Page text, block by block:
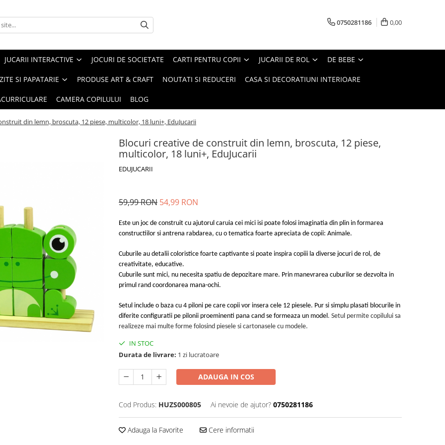
0750281186 0,00
JUCARII INTERACTIVE JOCURI DE SOCIETATE CARTI PENTRU COPII JUCARII DE ROL DE BEBE
SI PAPATARIE PRODUSE ART & CRAFT NOUTATI SI REDUCERI CASA SI DECORATIUNI INTERIOARE
CAMERA COPILULUI BLOG
din lemn, broscuta, 12 piese, multicolor, 18 luni+, EduJucarii
Blocuri creative de construit din lemn, broscuta, 12 piese,
multicolor, 18 luni+, EduJucarii
EDUJUCARII
59,99 RON 54,99 RON
Este un joc de construit cu ajutorul caruia cei mici isi poate folosi imaginatia din plin in formarea
constructiilor si antrena rabdarea, cu o tematica foarte apreciata de copii: Animale.
Cuburile au detalii coloristice foarte captivante si poate inspira copiii la diverse jocuri de rol, de
creativitate, educative.
Cuburile sunt mici, nu necesita spatiu de depozitare mare. Prin manevrarea cuburilor se dezvolta in
primul rand coordonarea mana-ochi.
Setul include o baza cu 4 piloni pe care copii vor insera cele 12 piesele. Pur si simplu plasati blocurile in
diferite configuratii pe pilonii proeminenti pana cand se formeaza un model. Setul permite copilului sa
realizeze mai multe forme folosind piesele si cartonasele cu modele.
IN STOC
Durata de livrare: 1 zi lucratoare
ADAUGA IN COS
Cod Produs: HUZS000805 Ai nevoie de ajutor? 0750281186
Adauga la Favorite Cere informatii